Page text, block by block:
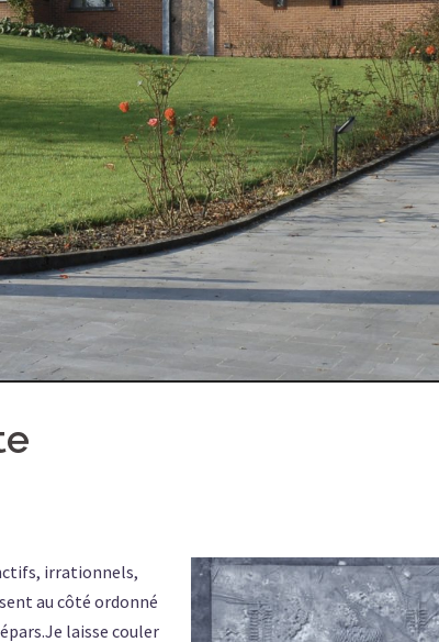
irrationnels,
au côté ordonné
laisse couler